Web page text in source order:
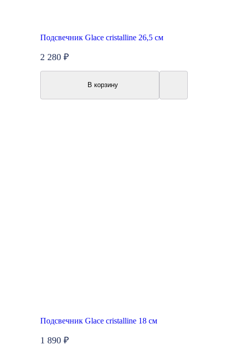
Подсвечник Glace cristalline 26,5 см
2 280 ₽
В корзину
Подсвечник Glace cristalline 18 см
1 890 ₽